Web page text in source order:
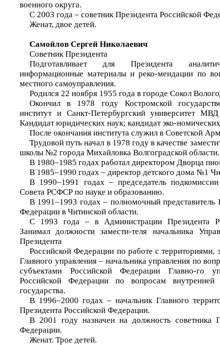
военного округа.
С 2003 года – советник Президента Российской
Женат, двое детей.
Самойлов Сергей Николаевич
Советник Президента
Подготавливает для Президента
информационные материалы и реко-мендации по
местного самоуправления.
Родился 22 ноября 1955 года в городе Сокол
Окончил в 1978 году Костромской
институт и Санкт-Петербургский университет
Кандидат юридических наук; кандидат эко-
После окончания института служил в Советской
Трудовой путь начал в 1978 году в качестве
школы №2 города Михайловка Волгоградской области.
В 1980–1985 годах работал директором Дворца
В 1985–1990 годах – директор детского дома №1
В 1990–1991 годах – председатель
Совета РСФСР по науке и образованию.
В 1991–1993 годах – полномочный представитель
Федерации в Читинской области.
С 1993 года – в Администрации Президента
Занимал должности замести-теля начальника
Президента
Российской Федерации по работе с территориями,
Главного управления – начальника управления по
субъектами Российской Федерации Главно-го
Российской Федерации по вопросам
государства.
В 1996–2000 годах – начальник Главного
Президента Российской Федерации.
В 2001 году назначен на должность советника
Федерации.
Женат. Трое детей.